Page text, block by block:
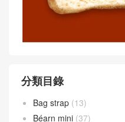
分類目錄
Bag strap (13)
Béarn mini (37)